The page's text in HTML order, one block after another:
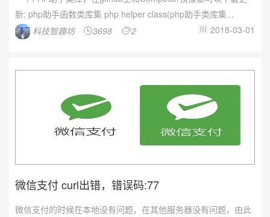
新; php助手函数类库集 php helper class(php助手类库集...
科技智趣坊
3698 2  2018-03-01
微信支付 curl出错，错误码:77
微信支付的时候在本地没有问题，在其他服务器没有问题，由此